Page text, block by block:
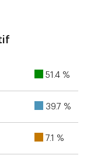
51.4 %
39.7 %
7.1 %